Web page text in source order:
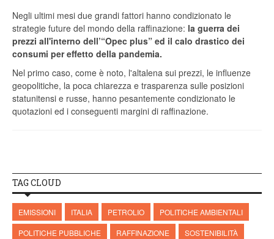
Negli ultimi mesi due grandi fattori hanno condizionato le
strategie future del mondo della raffinazione: la guerra dei
prezzi all'interno dell’“Opec plus” ed il calo drastico dei
consumi per effetto della pandemia.
Nel primo caso, come è noto, l'altalena sui prezzi, le influenze
geopolitiche, la poca chiarezza e trasparenza sulle posizioni
statunitensi e russe, hanno pesantemente condizionato le
quotazioni ed i conseguenti margini di raffinazione.
TAG CLOUD
EMISSIONI ITALIA PETROLIO
POLITICHE AMBIENTALI
POLITICHE PUBBLICHE
RAFFINAZIONE
SOSTENIBILITÀ